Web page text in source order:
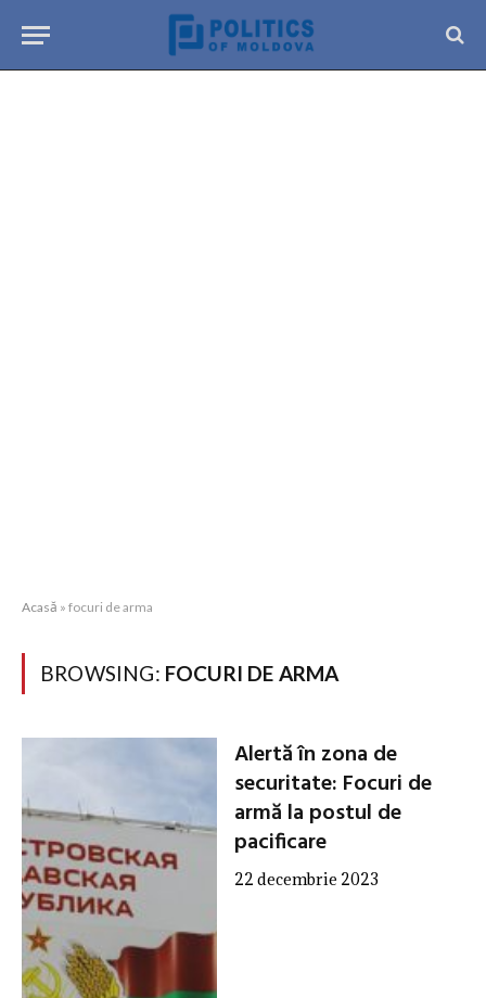
Acasă » focuri de arma
BROWSING: FOCURI DE ARMA
Alertă în zona de
securitate: Focuri de
armă la postul de
pacificare
22 decembrie 2023